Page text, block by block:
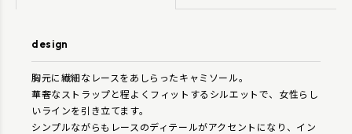
design
胸元に繊細なレースをあしらったキャミソール。
華奢なストラップと程よくフィットするシルエットで、女性らし
いラインを引き立てます。
シンプルながらもレースのディテールがアクセントになり、イン